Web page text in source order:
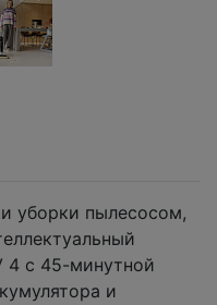
уборки пылесосом,
4 с 45-минутной
и